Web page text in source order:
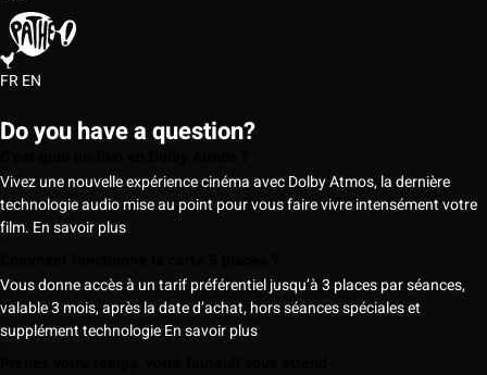
FREN
Do you have a question?
Vivez une nouvelle expérience cinéma avec Dolby Atmos, la dernière
technologie audio mise au point pour vous faire vivre intensément votre
film. En savoir plus
Vous donne accès à un tarif préférentiel jusqu’à 3 places par séances,
valable 3 mois, après la date d’achat, hors séances spéciales et
supplément technologieEn savoir plus